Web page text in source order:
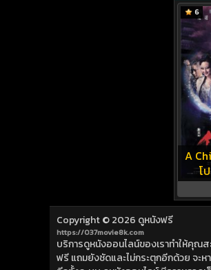
A
โ
6
Copyright © 2026 ดูหนังฟรี
https://037movie8k.com
บริการดูหนังออนไลน์ของเราทำให้คุณ
ฟรี แถมยังชัดและไม่กระตุกอีกด้วย จะห